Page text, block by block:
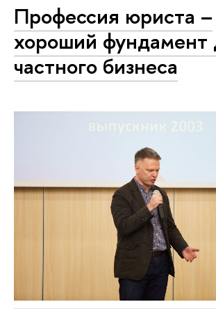
Профессия юриста –
хороший фундамент
частного бизнеса